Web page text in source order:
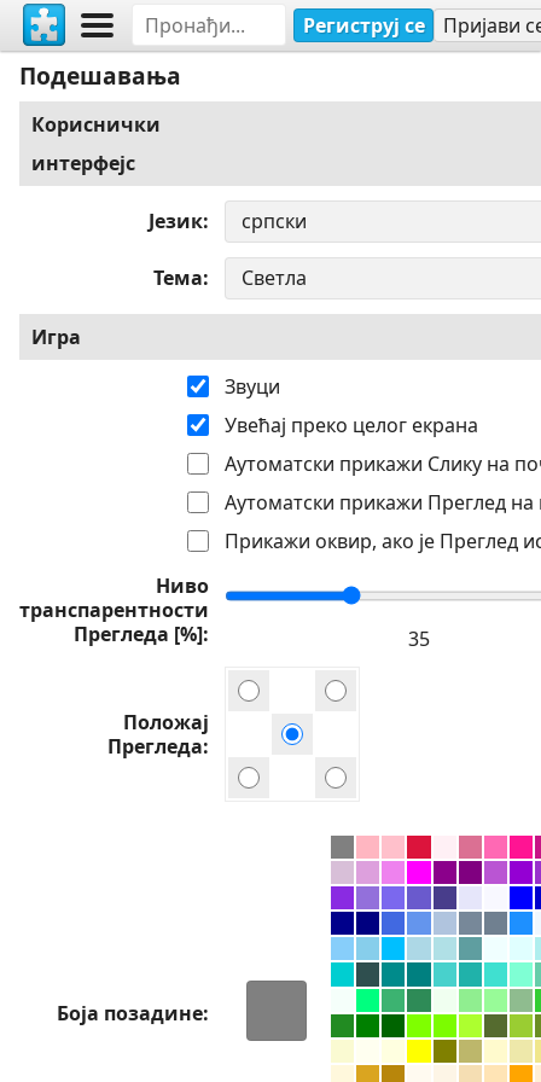
Региструј се Пријави
Подешавања
Кориснички
интерфејс
Језик
Тема
Игра
Звуци
Увећај преко целог екрана
Аутоматски прикажи Слику на
Аутоматски прикажи Преглед на
Прикажи оквир, ако је Преглед
Ниво
транспарентности
Прегледа [%]
Положај
Прегледа
Боја позадине